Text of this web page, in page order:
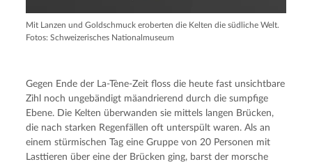
Mit Lanzen und Goldschmuck eroberten die Kelten die südliche Welt.
Fotos: Schweizerisches Nationalmuseum
Gegen Ende der La-Tène-Zeit floss die heute fast unsichtbare
Zihl noch ungebändigt mäandrierend durch die sumpfige
Ebene. Die Kelten überwanden sie mittels langen Brücken,
die nach starken Regenfällen oft unterspült waren. Als an
einem stürmischen Tag eine Gruppe von 20 Personen mit
Lasttieren über eine der Brücken ging, barst der morsche